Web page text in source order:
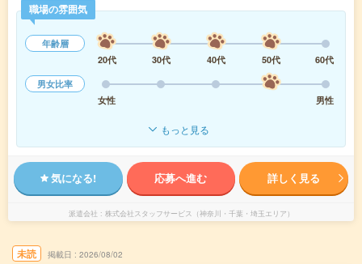
職場の雰囲気
年齢層
20代
30代 40代 50代
60代
男女比率
女性
男性
もっと見る
気になる! 応募へ進む 詳しく見る
派遣会社 株式会社スタッフサービス（神奈川・千葉・埼玉エリア）
未読 掲載日 2026/08/02